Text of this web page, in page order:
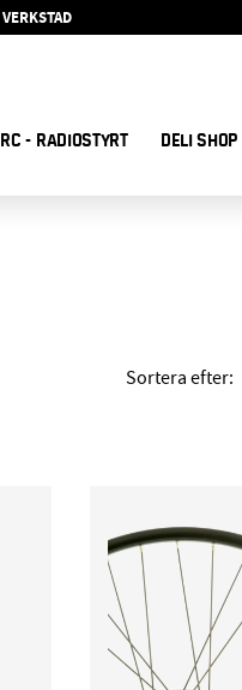
VERKSTAD
RC - RADIOSTYRT DELI SHOP
Sortera efter: